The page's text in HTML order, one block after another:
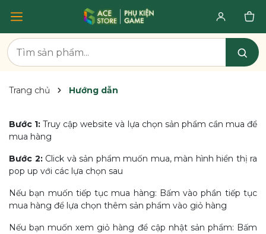
Trang chủ Hướng dẫn
Bước 1: Truy cập website và lựa chọn sản phẩm cần mua để
mua hàng
Bước 2:Click và sản phẩm muốn mua, màn hình hiển thị ra
pop up với các lựa chọn sau
Nếu bạn muốn tiếp tục mua hàng: Bấm vào phần tiếp tục
mua hàng để lựa chọn thêm sản phẩm vào giỏ hàng
Nếu bạn muốn xem giỏ hàng để cập nhật sản phẩm: Bấm